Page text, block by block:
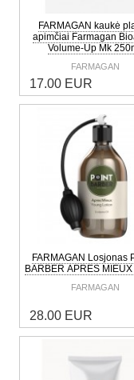
FARMAGAN kaukė
apimčiai Farmagan
Volume-Up Mk
FARMAGAN
17.00 EUR
FARMAGAN Losjonas
BARBER APRES
FARMAGAN
28.00 EUR